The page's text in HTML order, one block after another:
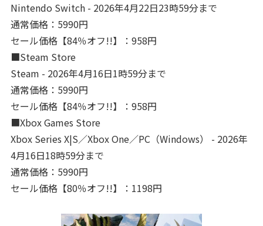
Nintendo Switch - 2026年4月22日23時59分まで
通常価格：5990円
セール価格【84％オフ!!】：958円
■Steam Store
Steam - 2026年4月16日1時59分まで
通常価格：5990円
セール価格【84％オフ!!】：958円
■Xbox Games Store
Xbox Series X|S／Xbox One／PC（Windows） - 2026年
4月16日18時59分まで
通常価格：5990円
セール価格【80％オフ!!】：1198円